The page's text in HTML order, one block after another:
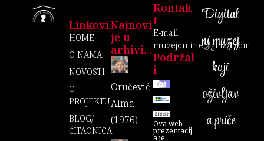
Linkovi
HOME
O NAMA
NOVOSTI
O
PROJEKTU
BLOG/
ČITAONICA
Najnovi
je u
arhivi...
Oručević
Alma
(1976)
Kontak
T
E-mail:
muzejonline@gmail.com
Podržal
I
Ova web
prezentacij
a je
Digital
ni muzej
koji
oživljav
a priče